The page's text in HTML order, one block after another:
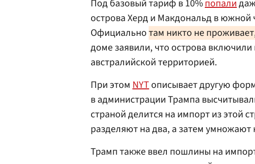
Под базовый тариф в 10%попали
острова Херд и Макдональд в южной
Официальнотам никто не
доме заявили, что острова
австралийской территорией.
При этом NYTописывает другую
в администрации Трампа
страной делится на импорт из этой
разделяют на два, а затем
Трамп также ввел пошлины на